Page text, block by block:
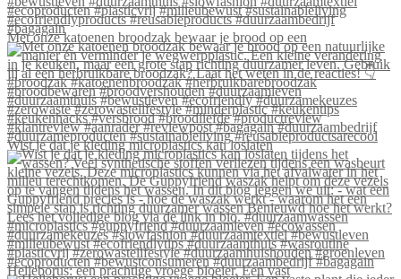
Met onze katoenen broodzak bewaar je brood op een
Wist je dat je kleding microplastics kan loslaten
Helleborus: een prachtige vroege bloeier. Een vast